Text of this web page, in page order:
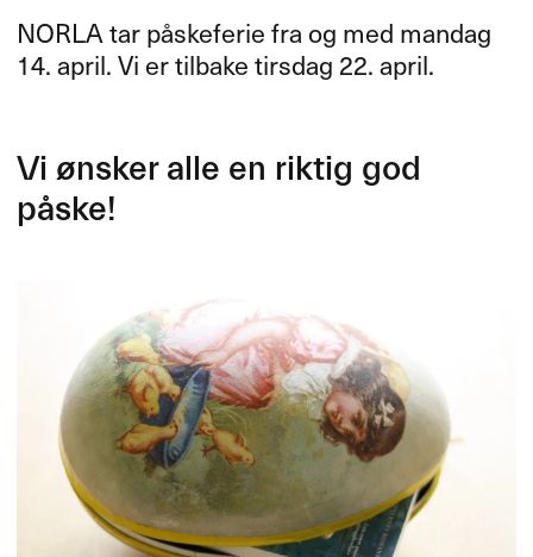
NORLAtar påskeferie fra og med mandag
14. april. Vi er tilbake tirsdag 22. april.
Vi ønsker alle en riktig god
påske!